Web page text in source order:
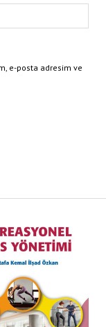
e-posta adresim ve